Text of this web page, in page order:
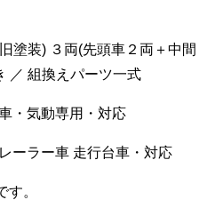
塗装) ３両(先頭車２両＋中間
／ 組換えパーツ一式
・気動専用・対応
ーラー車 走行台車・対応
。